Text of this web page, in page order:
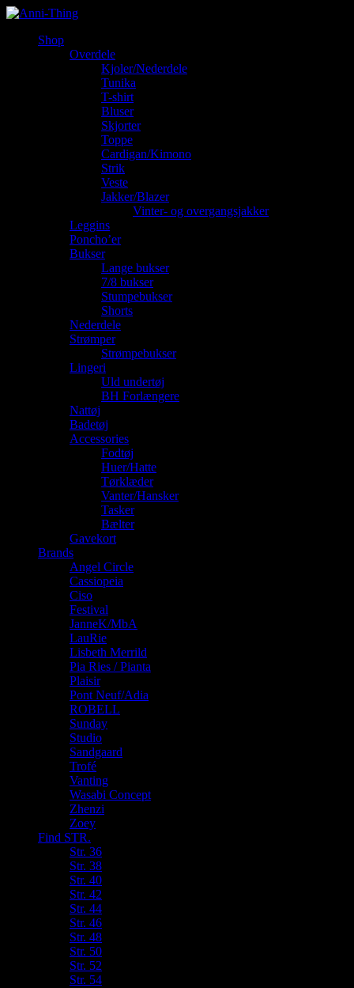
Shop
Overdele
Kjoler/Nederdele
Tunika
T-shirt
Bluser
Skjorter
Toppe
Cardigan/Kimono
Strik
Veste
Jakker/Blazer
Vinter- og overgangsjakker
Leggins
Poncho’er
Bukser
Lange bukser
7/8 bukser
Stumpebukser
Shorts
Nederdele
Strømper
Strømpebukser
Lingeri
Uld undertøj
BH Forlængere
Nattøj
Badetøj
Accessories
Fodtøj
Huer/Hatte
Tørklæder
Vanter/Hansker
Tasker
Bælter
Gavekort
Brands
Angel Circle
Cassiopeia
Ciso
Festival
JanneK/MbA
LauRie
Lisbeth Merrild
Pia Ries / Pianta
Plaisir
Pont Neuf/Adia
ROBELL
Sunday
Studio
Sandgaard
Trofé
Vanting
Wasabi Concept
Zhenzi
Zoey
Find STR.
Str. 36
Str. 38
Str. 40
Str. 42
Str. 44
Str. 46
Str. 48
Str. 50
Str. 52
Str. 54